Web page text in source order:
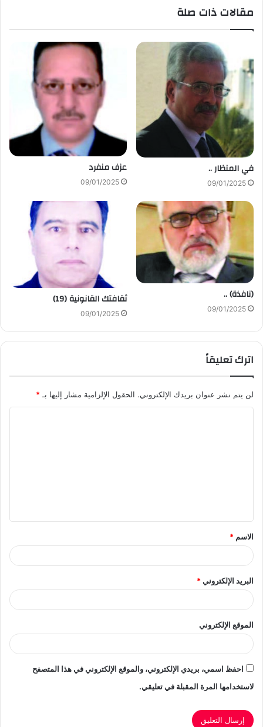
مقالات ذات صلة
في المنظار ..
09/01/2025
عزف منفرد
09/01/2025
(نافذة) ..
09/01/2025
ثقافتك القانونية (19)
09/01/2025
اترك تعليقاً
لن يتم نشر عنوان بريدك الإلكتروني. الحقول الإلزامية مشار إليها بـ *
ق
*
الاسم *
البريد الإلكتروني*
الموقع الإلكتروني
احفظ اسمي، بريدي الإلكتروني، والموقع الإلكتروني في هذا المتصفح
لاستخدامها المرة المقبلة في تعليقي.